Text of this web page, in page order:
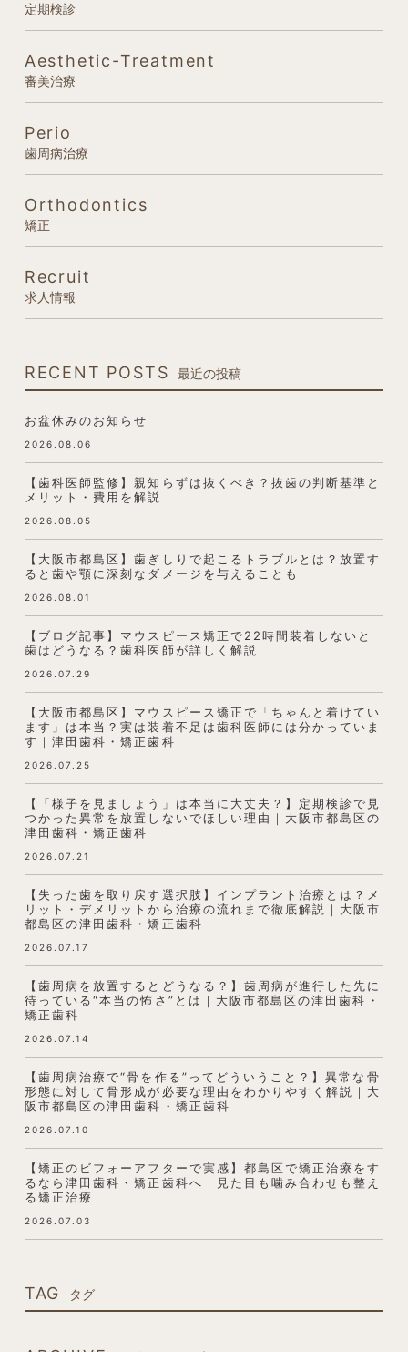
定期検診
Aesthetic-Treatment
審美治療
Perio
歯周病治療
Orthodontics
矯正
Recruit
求人情報
RECENT POSTS 最近の投稿
お盆休みのお知らせ
2026.08.06
【歯科医師監修】親知らずは抜くべき？抜歯の判断基準と
メリット・費用を解説
2026.08.05
【大阪市都島区】歯ぎしりで起こるトラブルとは？放置す
ると歯や顎に深刻なダメージを与えることも
2026.08.01
【ブログ記事】マウスピース矯正で22時間装着しないと
歯はどうなる？歯科医師が詳しく解説
2026.07.29
【大阪市都島区】マウスピース矯正で「ちゃんと着けてい
ます」は本当？実は装着不足は歯科医師には分かっていま
す｜津田歯科・矯正歯科
2026.07.25
【「様子を見ましょう」は本当に大丈夫？】定期検診で見
つかった異常を放置しないでほしい理由｜大阪市都島区の
津田歯科・矯正歯科
2026.07.21
【失った歯を取り戻す選択肢】インプラント治療とは？メ
リット・デメリットから治療の流れまで徹底解説｜大阪市
都島区の津田歯科・矯正歯科
2026.07.17
【歯周病を放置するとどうなる？】歯周病が進行した先に
待っている“本当の怖さ”とは｜大阪市都島区の津田歯科・
矯正歯科
2026.07.14
【歯周病治療で“骨を作る”ってどういうこと？】異常な骨
形態に対して骨形成が必要な理由をわかりやすく解説｜大
阪市都島区の津田歯科・矯正歯科
2026.07.10
【矯正のビフォーアフターで実感】都島区で矯正治療をす
るなら津田歯科・矯正歯科へ｜見た目も噛み合わせも整え
る矯正治療
2026.07.03
TAG タグ